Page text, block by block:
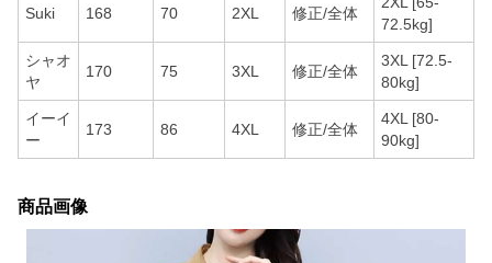
Suki 168 70 2XL 修正/全体
72.5kg]
シャオ
ヤ
170 75 3XL 修正/全体
3XL [72.5-
80kg]
イーイ
ー
173 86 4XL 修正/全体
4XL [80-
90kg]
商品画像